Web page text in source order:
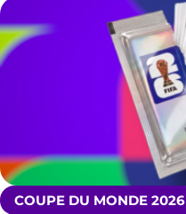
COUPE DU MONDE 2026